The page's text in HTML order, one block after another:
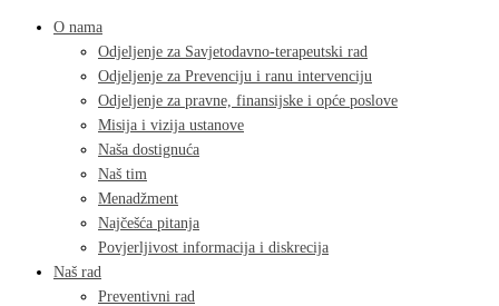
O nama
Odjeljenje za Savjetodavno-terapeutski rad
Odjeljenje za Prevenciju i ranu intervenciju
Odjeljenje za pravne, finansijske i opće poslove
Misija i vizija ustanove
Naša dostignuća
Naš tim
Menadžment
Najčešća pitanja
Povjerljivost informacija i diskrecija
Naš rad
Preventivni rad